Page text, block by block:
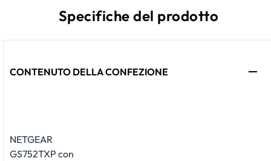
Specifiche del prodotto
CONTENUTO DELLA CONFEZIONE
NETGEAR
GS752TXP con